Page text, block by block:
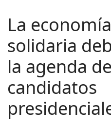
La
solidaria
la agenda
candidatos